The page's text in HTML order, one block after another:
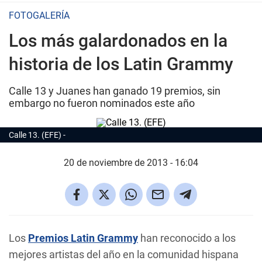
FOTOGALERÍA
Los más galardonados en la
historia de los Latin Grammy
Calle 13 y Juanes han ganado 19 premios, sin
embargo no fueron nominados este año
Calle 13. (EFE)
20 de noviembre de 2013 - 16:04
Los Premios Latin Grammy han reconocido a los
mejores artistas del año en la comunidad hispana